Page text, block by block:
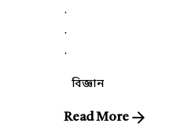
.
.
.
বিজ্ঞান
Read More